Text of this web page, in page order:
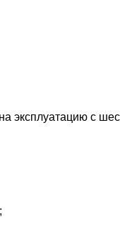
эксплуатацию с